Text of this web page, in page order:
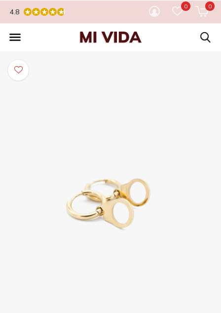
0 0
4.8